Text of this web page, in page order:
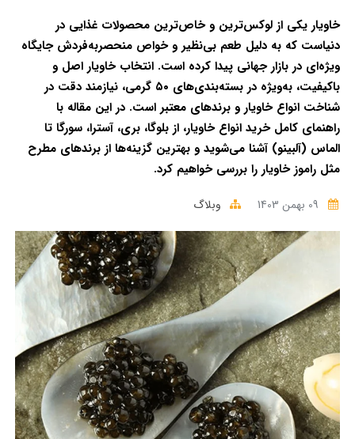
خاویار یکی از لوکس‌ترین و خاص‌ترین محصولات غذایی در
دنیاست که به دلیل طعم بی‌نظیر و خواص منحصربه‌فردش جایگاه
ویژه‌ای در بازار جهانی پیدا کرده است. انتخاب خاویار اصل و
باکیفیت، به‌ویژه در بسته‌بندی‌های ۵۰ گرمی، نیازمند دقت در
شناخت انواع خاویار و برندهای معتبر است. در این مقاله با
راهنمای کامل خرید انواع خاویار، از بلوگا، بری، آسترا، سورگا تا
الماس (آلبینو) آشنا می‌شوید و بهترین گزینه‌ها از برندهای مطرح
مثل راموز خاویار را بررسی خواهیم کرد.
وبلاگ